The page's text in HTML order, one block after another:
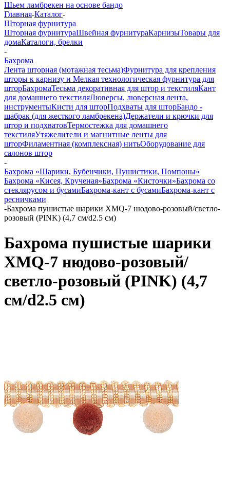
Шьем ламбрекен на основе бандо
Главная-Каталог-
Шторная фурнитура
Шторная фурнитураШвейная фурнитураКарнизыТовары для
домаКаталоги, брелки
-
Бахрома
Лента шторная (мотажная тесьма)Фурнитура для крепления
шторы к карнизу и Мелкая технологическая фурнитура для
шторБахромаТесьма декоративная для штор и текстиляКант
для домашнего текстиляЛюверсы, люверсная лента,
инструментыКисти для шторПодхваты для шторБандо -
шабрак (для жесткого ламбрекена)Держатели и крючки для
штор и подхватовТермостежка для домашнего
текстиляУтяжелители и магнитные ленты для
шторФиламентная (комплексная) нитьОборудование для
салонов штор
-
Бахрома «Шарики, Бубенчики, Пушистики, Помпоны»
Бахрома «Кисея, Крученая»Бахрома «Кисточки»Бахрома со
стеклярусом и бусамиБахрома-кант с бусамиБахрома-кант с
ресничками
-Бахрома пушистые шарики XMQ-7 нюдово-розовый/светло-
розовый (PINK) (4,7 см/d2.5 см)
Бахрома пушистые шарики
XMQ-7 нюдово-розовый/
светло-розовый (PINK) (4,7
см/d2.5 см)